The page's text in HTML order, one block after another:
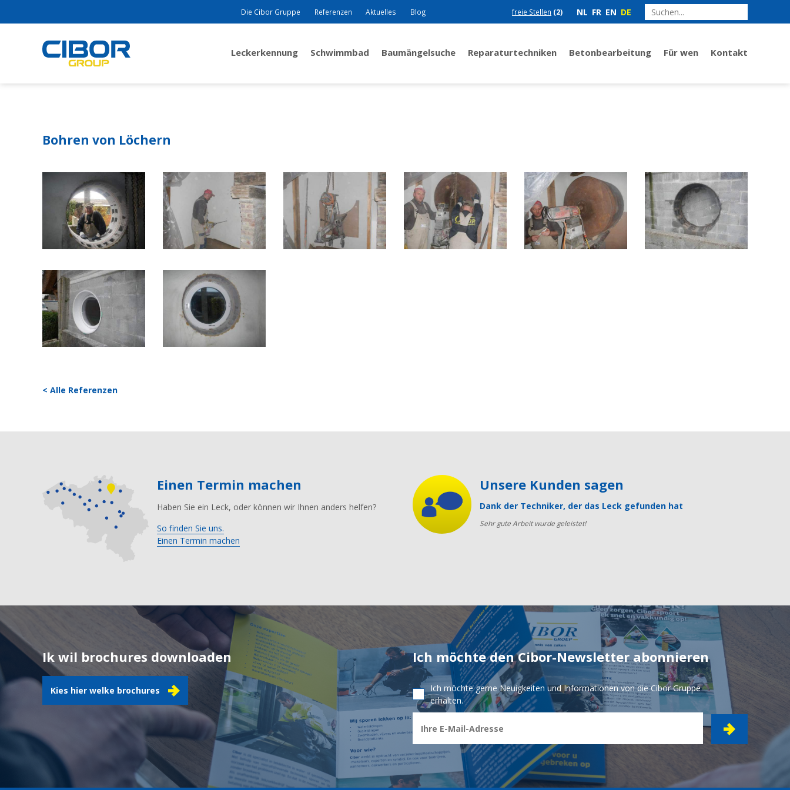
Die Cibor Gruppe Referenzen Aktuelles Blog freie Stellen (2) NL FR EN DE
Leckerkennung Schwimmbad Baumängelsuche Reparaturtechniken Betonbearbeitung Für wen Kontakt
Bohren von Löchern
< Alle Referenzen
Einen Termin machen
Haben Sie ein Leck, oder können wir Ihnen anders helfen?
So finden Sie uns.
Einen Termin machen
Unsere Kunden sagen
Dank der Techniker, der das Leck gefunden hat
Sehr gute Arbeit wurde geleistet!
Ik wil brochures downloaden
Kies hier welke brochures
Ich möchte den Cibor-Newsletter abonnieren
Ich möchte gerne Neuigkeiten und Informationen von die Cibor Gruppe
erhalten.